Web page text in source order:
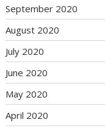
September 2020
August 2020
July 2020
June 2020
May 2020
April 2020